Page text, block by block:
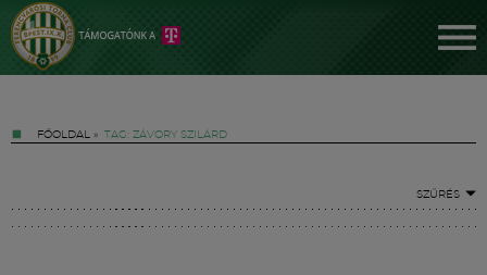
FŐOLDAL » TAG: ZÁVORY SZILÁRD
SZŰRÉS